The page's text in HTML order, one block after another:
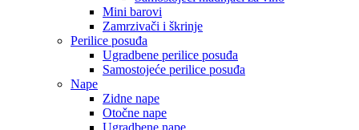
Mini barovi
Zamrzivači i škrinje
Perilice posuđa
Ugradbene perilice posuđa
Samostojeće perilice posuđa
Nape
Zidne nape
Otočne nape
Ugradbene nape